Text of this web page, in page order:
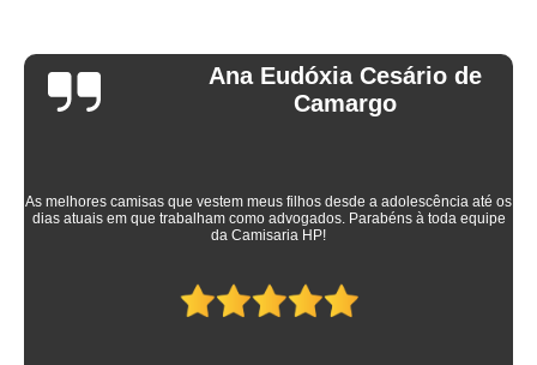
Ana Eudóxia Cesário de
Camargo
As melhores camisas que vestem meus filhos desde a adolescência até os
dias atuais em que trabalham como advogados. Parabéns à toda equipe
da Camisaria HP!